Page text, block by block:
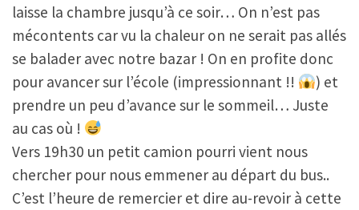
laisse la chambre jusqu’à ce soir… On n’est pas
mécontents car vu la chaleur on ne serait pas allés
se balader avec notre bazar ! On en profite donc
pour avancer sur l’école (impressionnant !!
) et
prendre un peu d’avance sur le sommeil… Juste
au cas où !
Vers 19h30 un petit camion pourri vient nous
chercher pour nous emmener au départ du bus..
C’est l’heure de remercier et dire au-revoir à cette